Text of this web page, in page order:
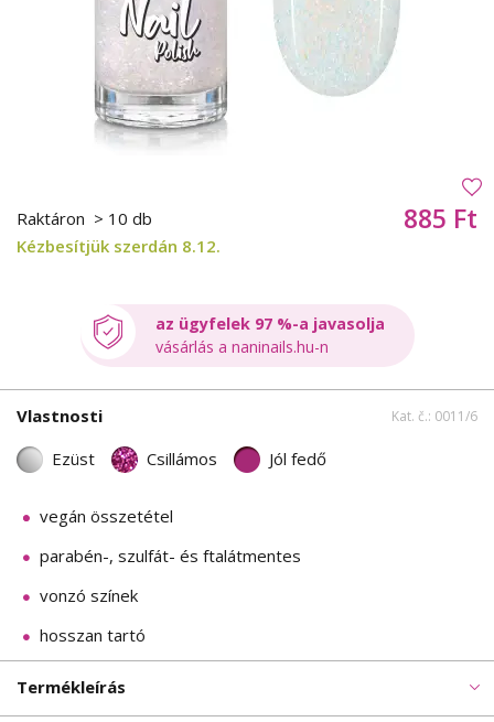
Raktáron > 10 db
Kézbesítjük szerdán 8.12.
885 Ft
az ügyfelek 97 %-a javasolja
vásárlás a naninails.hu-n
Vlastnosti Kat. č.: 0011/6
Ezüst Csillámos Jól fedő
vegán összetétel
parabén-, szulfát- és ftalátmentes
vonzó színek
hosszan tartó
Termékleírás